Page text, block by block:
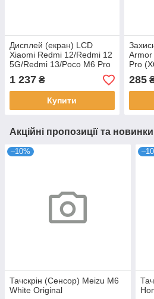
Дисплей (екран) LCD
Xiaomi Redmi 12/Redmi 12
5G/Redmi 13/Poco M6 Pro
Original
1 237 ₴
Купити
Armor
Pro
285
Акційні пропозиції та новинки
–10%
Тачскрін (Сенсор) Meizu M6
White Original